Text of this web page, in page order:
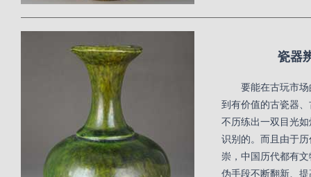
瓷器
要能在古玩市
到有价值的古瓷器
不历练出一双目光如
识别的。而且由于
崇，中国历代都有
伪手段不断翻新、